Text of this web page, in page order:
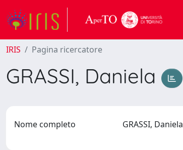
IRIS Pagina ricercatore
GRASSI, Daniela
Nome completo GRASSI, Daniela